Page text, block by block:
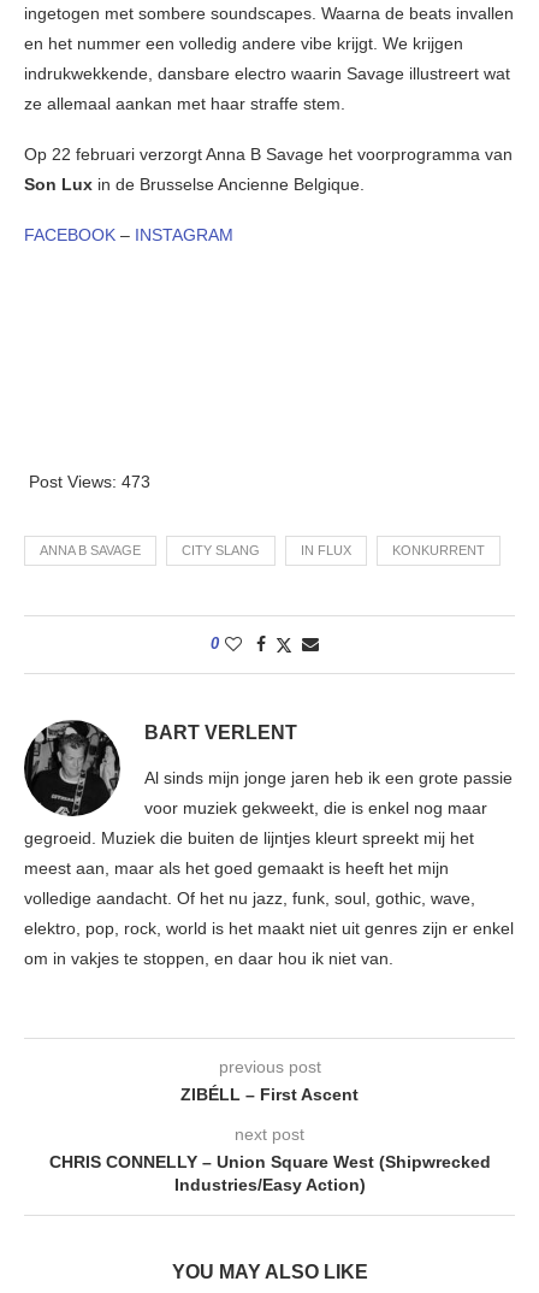
ingetogen met sombere soundscapes. Waarna de beats invallen
en het nummer een volledig andere vibe krijgt. We krijgen
indrukwekkende, dansbare electro waarin Savage illustreert wat
ze allemaal aankan met haar straffe stem.
Op 22 februari verzorgt Anna B Savage het voorprogramma van
Son Lux in de Brusselse Ancienne Belgique.
FACEBOOK – INSTAGRAM
Post Views: 473
ANNA B SAVAGE CITY SLANG IN FLUX KONKURRENT
0
BART VERLENT
Al sinds mijn jonge jaren heb ik een grote passie
voor muziek gekweekt, die is enkel nog maar
gegroeid. Muziek die buiten de lijntjes kleurt spreekt mij het
meest aan, maar als het goed gemaakt is heeft het mijn
volledige aandacht. Of het nu jazz, funk, soul, gothic, wave,
elektro, pop, rock, world is het maakt niet uit genres zijn er enkel
om in vakjes te stoppen, en daar hou ik niet van.
previous post
ZIBÉLL – First Ascent
next post
CHRIS CONNELLY – Union Square West (Shipwrecked
Industries/Easy Action)
YOU MAY ALSO LIKE